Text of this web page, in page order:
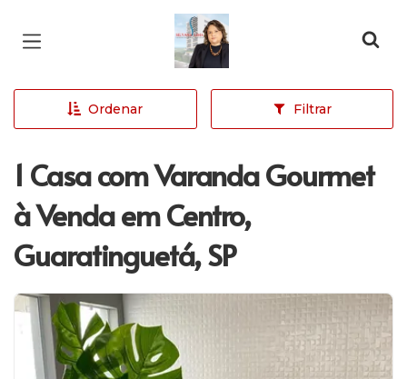
Página inicial
Ordenar Filtrar
1 Casa com Varanda Gourmet
à Venda em Centro,
Guaratinguetá, SP